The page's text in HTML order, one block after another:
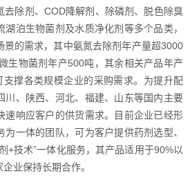
去除剂、COD降解剂、除磷剂、脱色除臭
泊生物菌剂及水质净化剂等多个品类，
景的需求，其中氨氮去除剂年产量超3000
生物菌剂年产500吨，其余相关产品年产
撑各类规模企业的采购需求。为提升配
川、陕西、河北、福建、山东等国内主要
速响应客户的供货需求。目前企业已经形
一体的团队，可为客户提供药剂选型、
+技术”一体化服务，其产品适用于90%以
业保持长期合作。